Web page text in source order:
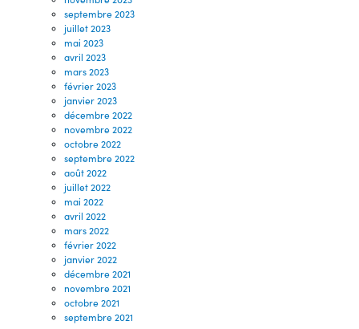
septembre 2023
juillet 2023
mai 2023
avril 2023
mars 2023
février 2023
janvier 2023
décembre 2022
novembre 2022
octobre 2022
septembre 2022
août 2022
juillet 2022
mai 2022
avril 2022
mars 2022
février 2022
janvier 2022
décembre 2021
novembre 2021
octobre 2021
septembre 2021